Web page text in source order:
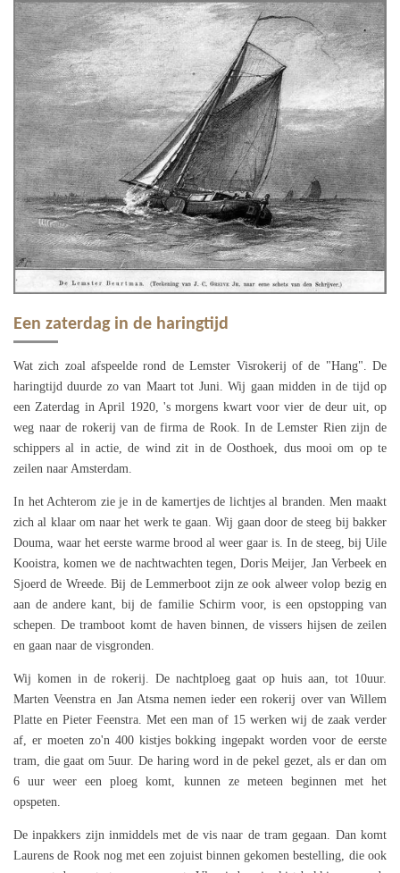
Een zaterdag in de haringtijd
Wat zich zoal afspeelde rond de Lemster Visrokerij of de "Hang". De
haringtijd duurde zo van Maart tot Juni. Wij gaan midden in de tijd op
een Zaterdag in April 1920, 's morgens kwart voor vier de deur uit, op
weg naar de rokerij van de firma de Rook. In de Lemster Rien zijn de
schippers al in actie, de wind zit in de Oosthoek, dus mooi om op te
zeilen naar Amsterdam.
In het Achterom zie je in de kamertjes de lichtjes al branden. Men maakt
zich al klaar om naar het werk te gaan. Wij gaan door de steeg bij bakker
Douma, waar het eerste warme brood al weer gaar is. In de steeg, bij Uile
Kooistra, komen we de nachtwachten tegen, Doris Meijer, Jan Verbeek en
Sjoerd de Wreede. Bij de Lemmerboot zijn ze ook alweer volop bezig en
aan de andere kant, bij de familie Schirm voor, is een opstopping van
schepen. De tramboot komt de haven binnen, de vissers hijsen de zeilen
en gaan naar de visgronden.
Wij komen in de rokerij. De nachtploeg gaat op huis aan, tot 10uur.
Marten Veenstra en Jan Atsma nemen ieder een rokerij over van Willem
Platte en Pieter Feenstra. Met een man of 15 werken wij de zaak verder
af, er moeten zo'n 400 kistjes bokking ingepakt worden voor de eerste
tram, die gaat om 5uur. De haring word in de pekel gezet, als er dan om
6 uur weer een ploeg komt, kunnen ze meteen beginnen met het
opspeten.
De inpakkers zijn inmiddels met de vis naar de tram gegaan. Dan komt
Laurens de Rook nog met een zojuist binnen gekomen bestelling, die ook